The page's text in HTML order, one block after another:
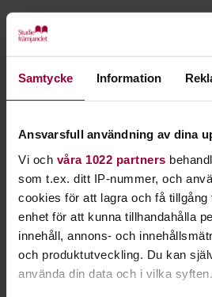
Samtycke Information
Ansvarsfull användning av dina
Vi och våra 1022 partners
som t.ex. ditt IP-nummer, och
cookies för att lagra och få tillgång
enhet för att kunna tillhandahålla
innehåll, annons- och
och produktutveckling. Du kan
använda din data och i vilka syften.
Under januari och februari 2026
bland annat:
Visby
Stockholm
Gällivare
Norsjö
Bispgården
Bollnäs
Hällefors